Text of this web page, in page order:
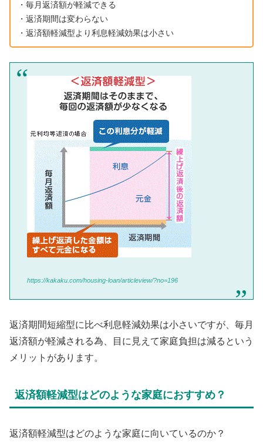
・毎月返済額が軽減できる
・返済期間は変わらない
・返済額軽減型より利息軽減効果は小さい
https://kakaku.com/housing-loan/articleview/?no=196
返済期間短縮型に比べ利息軽減効果は小さいですが、毎月
返済額が軽減される為、目に見えて家庭負担は減るという
メリットがあります。
返済額軽減型はどのような家庭におすすめ？
返済額軽減型はどのような家庭に向いているのか？